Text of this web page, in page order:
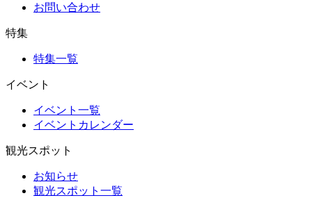
お問い合わせ
特集
特集一覧
イベント
イベント一覧
イベントカレンダー
観光スポット
お知らせ
観光スポット一覧